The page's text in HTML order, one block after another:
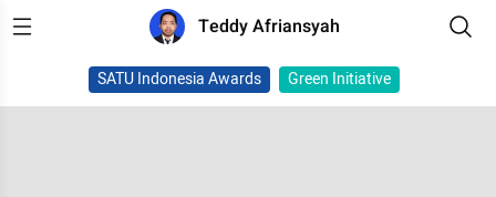
Teddy Afriansyah
SATU Indonesia Awards Green Initiative